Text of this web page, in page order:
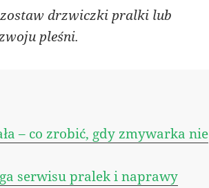
drzwiczki pralki lub
pleśni.
– co zrobić, gdy zmywarka nie
serwisu pralek i naprawy